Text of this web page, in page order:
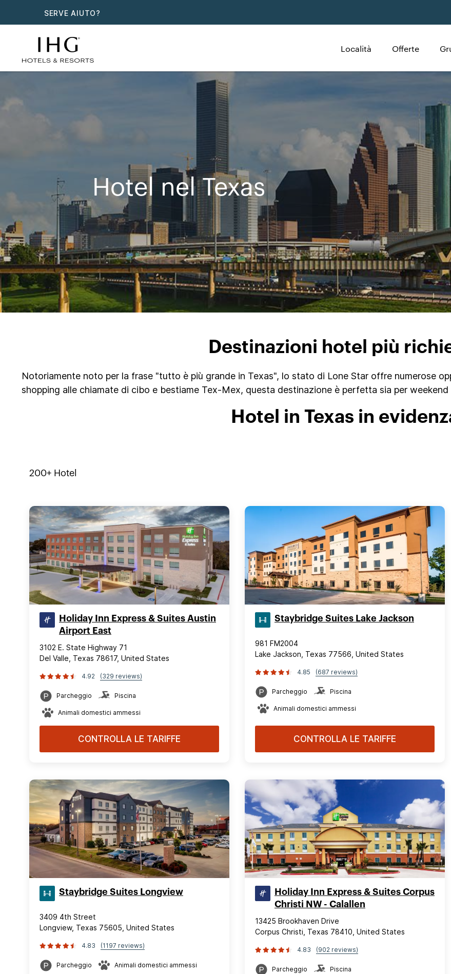
SERVE AIUTO?
Località Offerte
Hotel nel Texas
Destinazioni hotel più
Notoriamente noto per la frase "tutto è più grande in Texas", lo stato di Lone Star offre numerose
shopping alle chiamate di cibo e bestiame Tex-Mex, questa destinazione è perfetta sia per
Hotel in Texas in
200+ Hotel
Holiday Inn Express & Suites Austin
Airport East
3102 E. State Highway 71
Del Valle, Texas 78617, United States
4.92 (329 reviews)
Parcheggio Piscina
Animali domestici ammessi
CONTROLLA LE TARIFFE
Staybridge Suites Lake Jackson
981 FM2004
Lake Jackson, Texas 77566, United States
4.85 (687 reviews)
Parcheggio Piscina
Animali domestici ammessi
CONTROLLA LE TARIFFE
Staybridge Suites Longview
3409 4th Street
Longview, Texas 75605, United States
4.83 (1197 reviews)
Parcheggio Animali domestici ammessi
Holiday Inn Express & Suites Corpus
Christi NW - Calallen
13425 Brookhaven Drive
Corpus Christi, Texas 78410, United States
4.83 (902 reviews)
Parcheggio Piscina